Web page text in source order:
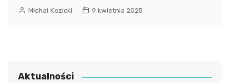
Michał Kozicki 9 kwietnia 2025
Aktualności